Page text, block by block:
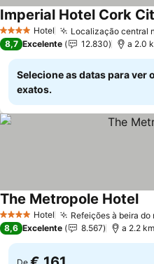
4 EstrelasHotel Localização central
Imperial Hotel Cork
8,7 Excelente 12.830 a 2.0
Selecione as datas para ver
exatos.
4 EstrelasHotel Refeições à beira
The Metropole Hotel
8,6 Excelente 8.567 a 2.2
De